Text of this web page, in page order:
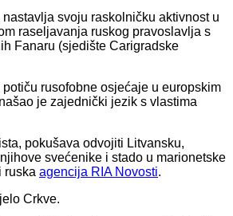
svoju raskolničku aktivnost u
raseljavanja ruskog pravoslavlja s
Fanaru (sjedište Carigradske
rusofobne osjećaje u europskim
je zajednički jezik s vlastima
pokušava odvojiti Litvansku,
svećenike i stado u marionetske
ruska agencija RIA Novosti.
Crkve.